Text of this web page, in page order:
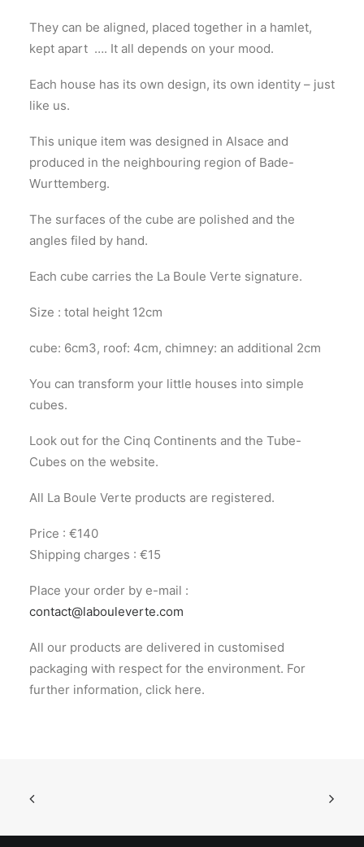
They can be aligned, placed together in a hamlet,
kept apart …. It all depends on your mood.
Each house has its own design, its own identity – just
like us.
This unique item was designed in Alsace and
produced in the neighbouring region of Bade-
Wurttemberg.
The surfaces of the cube are polished and the
angles filed by hand.
Each cube carries the La Boule Verte signature.
Size : total height 12cm
cube: 6cm3, roof: 4cm, chimney: an additional 2cm
You can transform your little houses into simple
cubes.
Look out for the Cinq Continents and the Tube-
Cubes on the website.
All La Boule Verte products are registered.
Price : €140
Shipping charges : €15
Place your order by e-mail :
contact@labouleverte.com
All our products are delivered in customised
packaging with respect for the environment. For
further information, click here.